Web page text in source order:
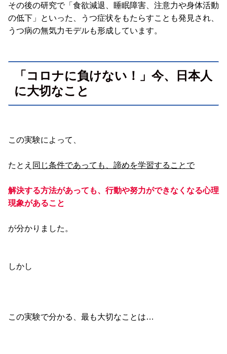
その後の研究で「食欲減退、睡眠障害、注意力や身体活動
の低下」といった、うつ症状をもたらすことも発見され、
うつ病の無気力モデルも形成しています。
「コロナに負けない！」今、日本人
に大切なこと
この実験によって、
たとえ 同じ条件であっても、諦めを学習することで
解決する方法があっても、行動や努力ができなくなる心理
現象があること
が分かりました。
しかし
この実験で分かる、最も大切なことは…